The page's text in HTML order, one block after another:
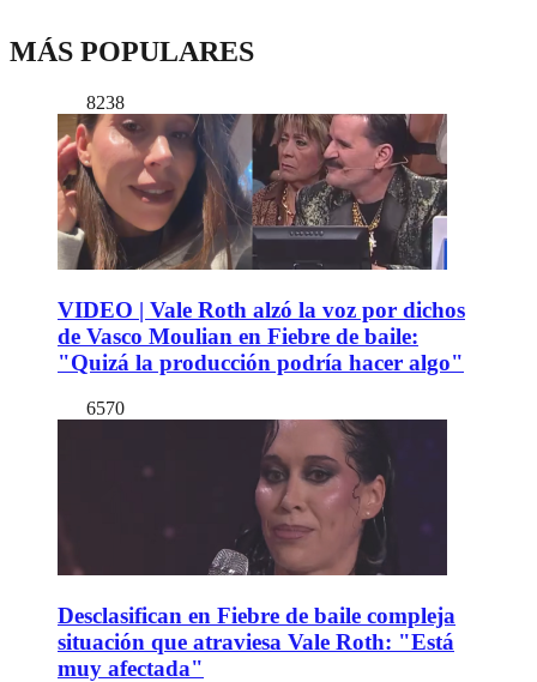
MÁS POPULARES
8238
VIDEO | Vale Roth alzó la voz por dichos
de Vasco Moulian en Fiebre de baile:
"Quizá la producción podría hacer algo"
6570
Desclasifican en Fiebre de baile compleja
situación que atraviesa Vale Roth: "Está
muy afectada"